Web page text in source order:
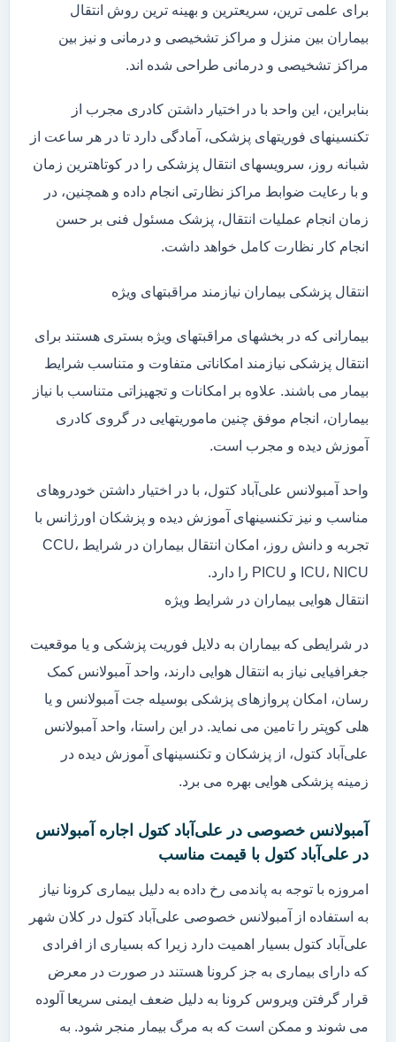
برای علمی ترین، سریعترین و بهینه ترین روش انتقال
بیماران بین منزل و مراکز تشخیصی و درمانی و نیز بین
مراکز تشخیصی و درمانی طراحی شده اند.
بنابراین، این واحد با در اختیار داشتن کادری مجرب از
تکنسینهای فوریتهای پزشکی، آمادگی دارد تا در هر ساعت از
شبانه روز، سرویسهای انتقال پزشکی را در کوتاهترین زمان
و با رعایت ضوابط مراکز نظارتی انجام داده و همچنین، در
زمان انجام عملیات انتقال، پزشک مسئول فنی بر حسن
انجام کار نظارت کامل خواهد داشت.
انتقال پزشکی بیماران نیازمند مراقبتهای ویژه
بیمارانی که در بخشهای مراقبتهای ویژه بستری هستند برای
انتقال پزشکی نیازمند امکاناتی متفاوت و متناسب شرایط
بیمار می باشند. علاوه بر امکانات و تجهیزاتی متناسب با نیاز
بیماران، انجام موفق چنین ماموریتهایی در گروی کادری
آموزش دیده و مجرب است.
واحد آمبولانس علی‌آباد کتول، با در اختیار داشتن خودروهای
مناسب و نیز تکنسینهای آموزش دیده و پزشکان اورژانس با
تجربه و دانش روز، امکان انتقال بیماران در شرایط CCU،
ICU، NICU و PICU را دارد.
انتقال هوایی بیماران در شرایط ویژه
در شرایطی که بیماران به دلایل فوریت پزشکی و یا موقعیت
جغرافیایی نیاز به انتقال هوایی دارند، واحد آمبولانس کمک
رسان، امکان پروازهای پزشکی بوسیله جت آمبولانس و یا
هلی کوپتر را تامین می نماید. در این راستا، واحد آمبولانس
علی‌آباد کتول، از پزشکان و تکنسینهای آموزش دیده در
زمینه پزشکی هوایی بهره می برد.
آمبولانس خصوصی در علی‌آباد کتول اجاره آمبولانس
در علی‌آباد کتول با قیمت مناسب
امروزه با توجه به پاندمی رخ داده به دلیل بیماری کرونا نیاز
به استفاده از آمبولانس خصوصی علی‌آباد کتول در کلان شهر
علی‌آباد کتول بسیار اهمیت دارد زیرا که بسیاری از افرادی
که دارای بیماری به جز کرونا هستند در صورت در معرض
قرار گرفتن ویروس کرونا به دلیل ضعف ایمنی سریعا آلوده
می شوند و ممکن است که به مرگ بیمار منجر شود. به